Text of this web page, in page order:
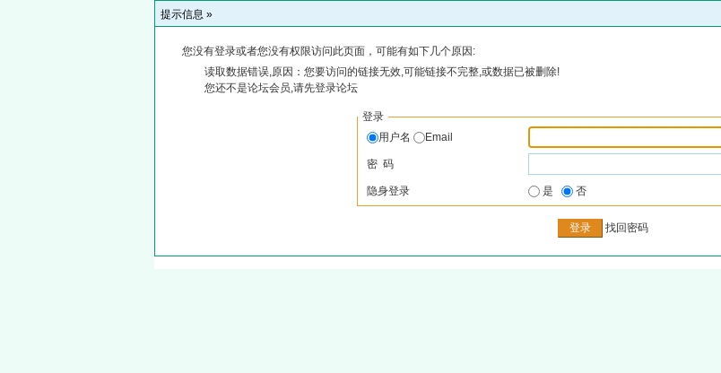
提示信息 »
您没有登录或者您没有权限访问此页面，可能有如下几个原因:
读取数据错误,原因：您要访问的链接无效,可能链接不完整,或数据已被删除!
您还不是论坛会员,请先登录论坛
登录
用户名
Email
密 码
隐身登录 是 否
找回密码